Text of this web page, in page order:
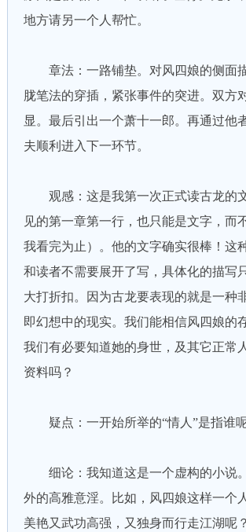
地方请另一个人帮忙。
章法：一路铺垫。对风四娘的侧面
胧笔法的穿插，紧张事件的突进。双方
显。最后引出一个萧十一郎。再通过他
夫顺利进入下一环节。
观感：这是我第一次正式读古龙的
见的第一章第一行，也只能是文字，而
我看完为止）。他的文字确实很棒！这
和读者不需要展开了写，具体化的描写
大打折扣。因为古龙要表现的就是一种
即幻想中的现实。我们能相信风四娘的
我们有必要知道她的身世，及其它正常
资料吗？
疑点：一开始所举的“情人”是指谁
细论：我知道这是一个虚构的小说
外的高雅意淫。比如，风四娘这样一个
美艳又武功高强，又独身而行走江湖呢